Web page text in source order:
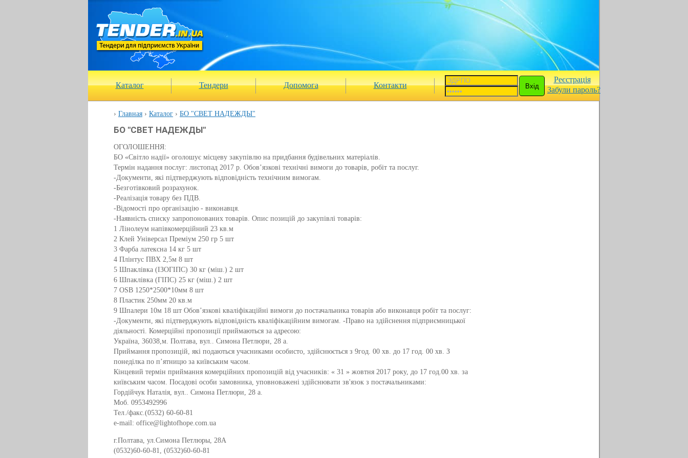
Каталог Тендери Допомога Контакти
Реєстрація
Забули пароль?
Главная Каталог БО "СВЕТ НАДЕЖДЫ"
БО "СВЕТ НАДЕЖДЫ"
ОГОЛОШЕННЯ:
БО «Світло надії» оголошує місцеву закупівлю на придбання будівельних матеріалів.
Термін надання послуг: листопад 2017 р. Обов’язкові технічні вимоги до товарів, робіт та послуг.
-Документи, які підтверджують відповідність технічним вимогам.
-Безготівковий розрахунок.
-Реалізація товару без ПДВ.
-Відомості про організацію - виконавця.
-Наявність списку запропонованих товарів. Опис позицій до закупівлі товарів:
1 Лінолеум напівкомерційний 23 кв.м
2 Клей Універсал Преміум 250 гр 5 шт
3 Фарба латексна 14 кг 5 шт
4 Плінтус ПВХ 2,5м 8 шт
5 Шпаклівка (ІЗОГІПС) 30 кг (міш.) 2 шт
6 Шпаклівка (ГІПС) 25 кг (міш.) 2 шт
7 OSB 1250*2500*10мм 8 шт
8 Пластик 250мм 20 кв.м
9 Шпалери 10м 18 шт Обов’язкові кваліфікаційні вимоги до постачальника товарів або виконавця робіт та послуг:
-Документи, які підтверджують відповідність кваліфікаційним вимогам. -Право на здійснення підприємницької
діяльності. Комерційні пропозиції приймаються за адресою:
Україна, 36038,м. Полтава, вул.. Симона Петлюри, 28 а.
Приймання пропозицій, які подаються учасниками особисто, здійснюється з 9год. 00 хв. до 17 год. 00 хв. З
понеділка по п’ятницю за київським часом.
Кінцевий термін приймання комерційних пропозицій від учасників: « 31 » жовтня 2017 року, до 17 год.00 хв. за
київським часом. Посадові особи замовника, уповноважені здійснювати зв'язок з постачальниками:
Гордійчук Наталія, вул.. Симона Петлюри, 28 а.
Моб. 0953492996
Тел./факс.(0532) 60-60-81
e-mail: office@lightofhope.com.ua
г.Полтава, ул.Симона Петлюры, 28А
(0532)60-60-81, (0532)60-60-81